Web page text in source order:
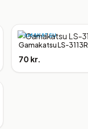
GAMAKATSU
Gamakatsu LS-3113R
70 kr.